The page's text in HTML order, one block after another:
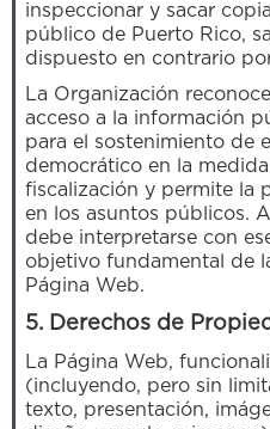
inspeccionar y sacar
público de Puerto Rico,
dispuesto en contrario
La Organización
acceso a la información
para el sostenimiento de
democrático en la
fiscalización y permite la
en los asuntos públicos.
debe interpretarse con
objetivo fundamental de
Página Web.
5. Derechos de
La Página Web,
(incluyendo, pero sin
texto, presentación,